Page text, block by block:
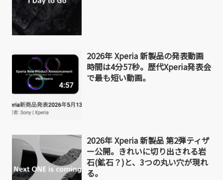
2026年 Xperia 新製品の発表動画
時間は4分57秒。歴代Xperia発表会
で最も短い動画。
2026年 Xperia 新製品 第2弾ティザ
ー公開。きれいに切り出される岩
石(鉱石？)と、3つの丸い穴が現れ
る。